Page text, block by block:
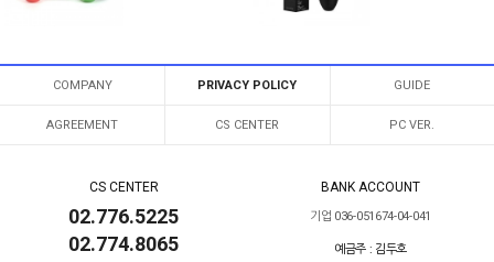
COMPANY PRIVACY POLICY GUIDE
AGREEMENT CS CENTER PC VER.
CS CENTER
02.776.5225
02.774.8065
BANK ACCOUNT
기업 036-051674-04-041
예금주 : 김두호